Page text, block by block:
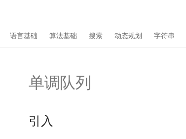
语言基础 算法基础 搜索 动态规划 字符串
单调队列
引入